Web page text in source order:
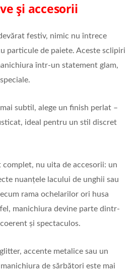
și accesorii
festiv, nimic nu întrece
particule de paiete. Aceste sclipiri
într-un statement glam,
subtil, alege un finish perlat –
ideal pentru un stil discret
complet, nu uita de accesorii: un
nuanțele lacului de unghii sau
rama ochelarilor ori husa
manichiura devine parte dintr-
și spectaculos.
accente metalice sau un
de sărbători este mai